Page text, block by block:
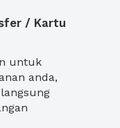
/ Kartu
untuk
anda,